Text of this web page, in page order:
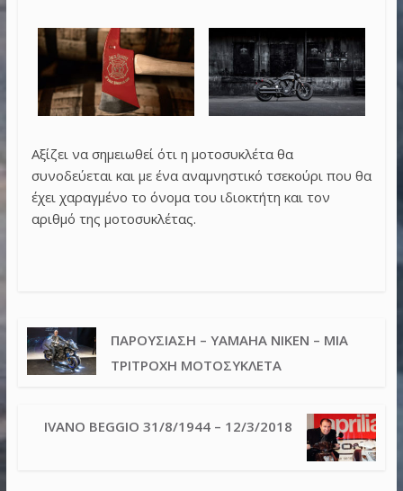
Αξίζει να σημειωθεί ότι η μοτοσυκλέτα θα
συνοδεύεται και με ένα αναμνηστικό τσεκούρι που θα
έχει χαραγμένο το όνομα του ιδιοκτήτη και τον
αριθμό της μοτοσυκλέτας.
ΠΑΡΟΥΣΊΑΣΗ – YAMAHA NIKEN – ΜΙΑ
ΤΡΊΤΡΟΧΗ ΜΟΤΟΣΥΚΛΈΤΑ
IVANO BEGGIO 31/8/1944 – 12/3/2018